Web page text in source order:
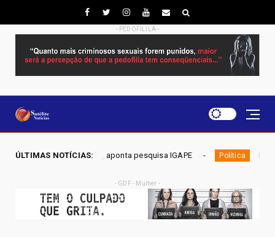
- PEDOFILILA -
ÚLTIMAS NOTÍCIAS:
aponta pesquisa IGAPE Política ELEIÇÕES DF 2026 -
- GDF - Mulher -